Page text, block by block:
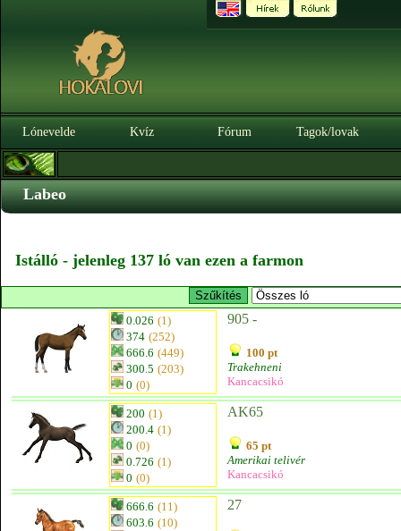
Lónevelde Kvíz Fórum Tagok/lovak
Labeo
Istálló - jelenleg 137 ló van ezen a farmon
0.026 (1)
374 (252)
666.6 (449)
300.5 (203)
0 (0)
905 -
100 pt
Trakehneni
Kancacsikó
200 (1)
200.4 (1)
0 (0)
0.726 (1)
0 (0)
AK65
65 pt
Amerikai telivér
Kancacsikó
666.6 (11)
603.6 (10)
27